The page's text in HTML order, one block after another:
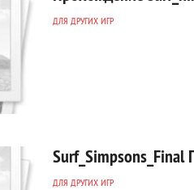
ДЛЯ ДРУГИХ ИГР
ДЛЯ ДРУГИХ ИГР